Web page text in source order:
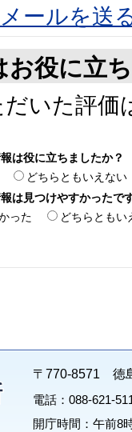
ールを送
お役に立
いた評価
は役に立ちましたか？
どちらともいえない
は見つけやすかったで
った どちらともい
〒770-8571 徳
電話：088-621-
開庁時間：午前8